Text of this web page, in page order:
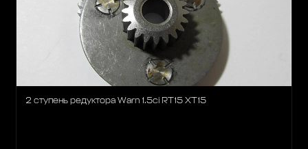
2 ступень редуктора Warn 1.5ci RT15 XT15